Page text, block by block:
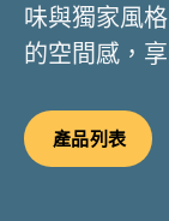
味與獨家風
的空間感，
產品列表